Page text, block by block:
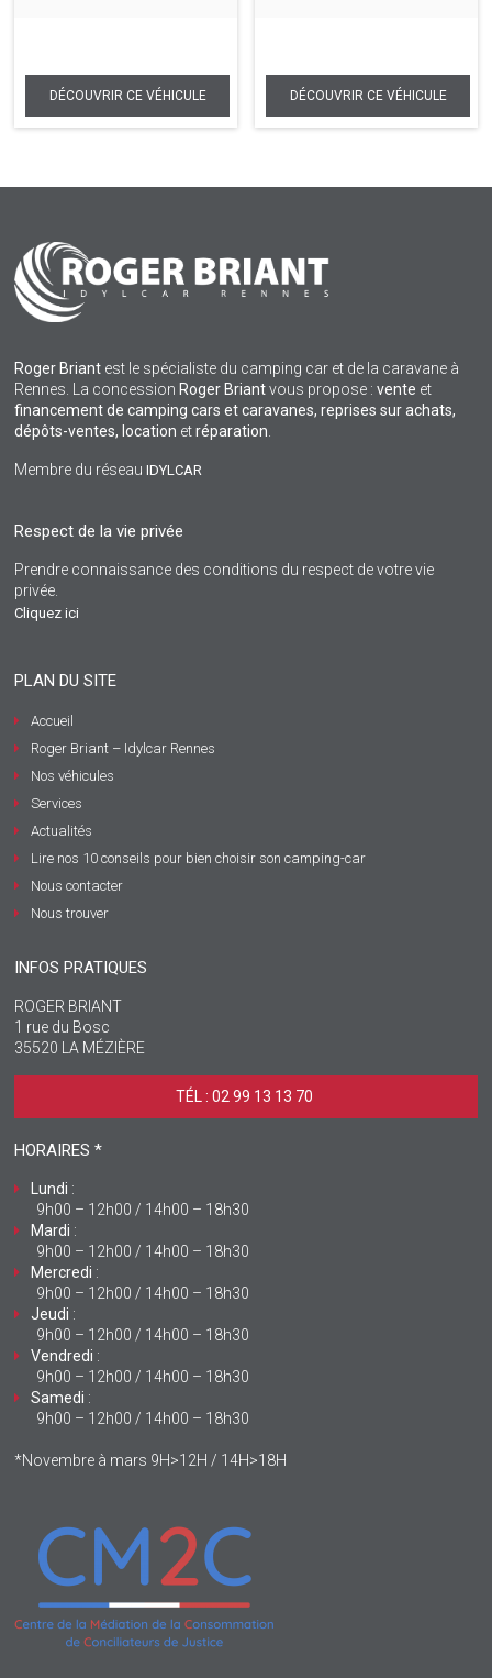
Roger Briant est le spécialiste du camping car et de la caravane à
Rennes. La concession Roger Briantvous propose : vente et
financement de camping cars et caravanes, reprises sur achats,
dépôts-ventes, location etréparation.
Membre du réseauIDYLCAR
Respect de la vie privée
Prendre connaissance des conditions du respect de votre vie
privée.
Cliquez ici
PLAN DU SITE
Accueil
Roger Briant – Idylcar Rennes
Nos véhicules
Services
Actualités
Lire nos 10 conseils pour bien choisir son camping-car
Nous contacter
Nous trouver
INFOS PRATIQUES
ROGER BRIANT
1 rue du Bosc
35520 LA MÉZIÈRE
TÉL : 02 99 13 13 70 ‎
HORAIRES *
Lundi :
9h00 – 12h00 / 14h00 – 18h30
Mardi :
9h00 – 12h00 / 14h00 – 18h30
Mercredi :
9h00 – 12h00 / 14h00 – 18h30
Jeudi :
9h00 – 12h00 / 14h00 – 18h30
Vendredi :
9h00 – 12h00 / 14h00 – 18h30
Samedi :
9h00 – 12h00 / 14h00 – 18h30
*Novembre à mars 9H>12H / 14H>18H